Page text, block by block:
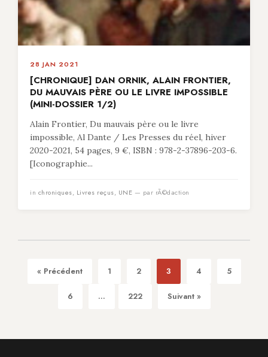
28 JAN 2021
[CHRONIQUE] DAN ORNIK, ALAIN FRONTIER,
DU MAUVAIS PÈRE OU LE LIVRE IMPOSSIBLE
(MINI-DOSSIER 1/2)
Alain Frontier, Du mauvais père ou le livre
impossible, Al Dante / Les Presses du réel, hiver
2020-2021, 54 pages, 9 €, ISBN : 978-2-37896-203-6.
[Iconographie...
in chroniques, Livres reçus, UNE — par rÃ©daction
« Précédent 1 2 3 4 5
6 ... 222 Suivant »